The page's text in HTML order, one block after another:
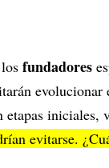
fundadores
etapas iniciales,
evitarse.